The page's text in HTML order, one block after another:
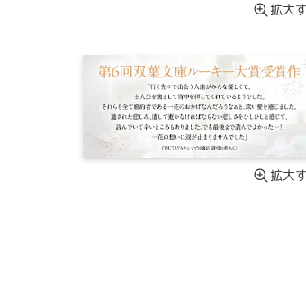
拡大
拡大